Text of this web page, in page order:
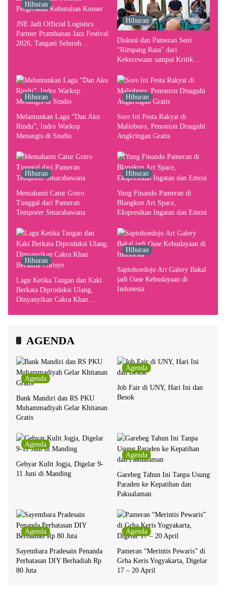
Hiburan
JNE Jadi Official Logistics
Partner Prambanan Jazz Festival
2026, Tangani Seluruh
Hiburan
Diskusi dan Pameran Seni
“Rimpang Rasa” dari
Kekecewaan sampai Kritik
Pusat Pergerakan Seni Rupa
Indonesia
Hiburan
Melantunkan Lagu “Dan Aku
Rindu”, Indro Warkop
Menangis di Studio
Hiburan
Sore Ini Pesta Rakyat di
Malioboro, Penonton Disuguhi
Angkringan Gratis
Hiburan
Memahami Catur Gotro
Tunggal dari Pameran
Temporer Smarabawana
Hiburan
Yung Finando Pameran di
Blangkon Art Space,
Ekspresikan Ingatan dan Emosi
Hiburan
Lagu Ketika Tangan dan Kaki
Berkata Diproduksi Ulang,
Dinyanyikan Cakra Khan
Hiburan
Saptohoedojo Art Galery Bakal
jadi Oase Kebudayaan di
Indonesia
AGENDA
Agenda
Bank Mandiri dan RS PKU
Muhammadiyah Gelar Khitanan
Gratis
Agenda
Job Fair di UNY, Hari Ini dan
Besok
Agenda
Gebyar Kulit Jogja, Digelar 9-
11 Juni di Manding
Agenda
Garebeg Tahun Ini Tanpa Usung
Paraden ke Kepatihan dan
Pakualaman
Agenda
Sayembara Pradesain Penanda
Perbatasan DIY Berhadiah Rp
80 Juta
Agenda
Pameran “Merintis Pewaris” di
Grha Keris Yogyakarta, Digelar
17 – 20 April